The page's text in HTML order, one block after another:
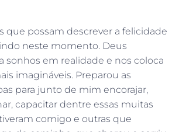
que possam descrever a felicidade
neste momento. Deus
sonhos em realidade e nos coloca
imagináveis. Preparou as
para junto de mim encorajar,
capacitar dentre essas muitas
comigo e outras que